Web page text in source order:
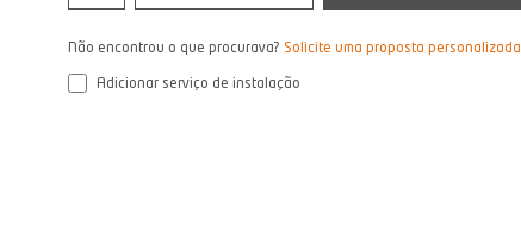
Não encontrou o que procurava? Solicite uma proposta personalizada
Adicionar serviço de instalação